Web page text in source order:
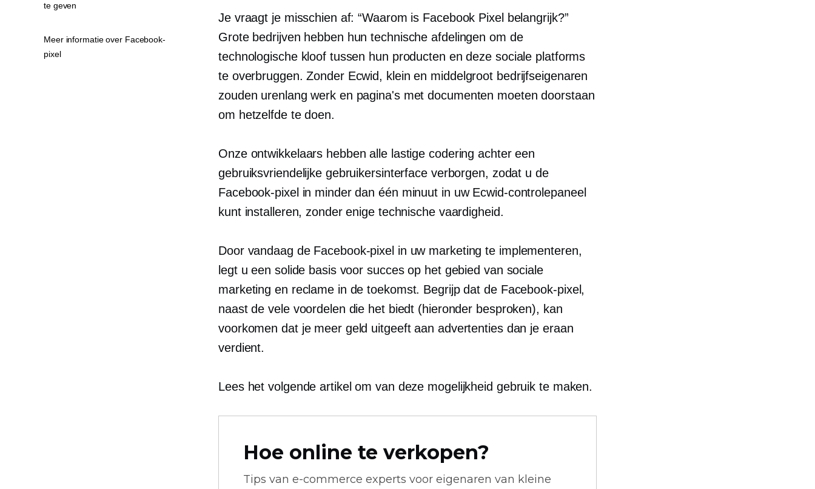
Je vraagt ​​je misschien af: “Waarom is Facebook Pixel belangrijk?”
Grote bedrijven hebben hun technische afdelingen om de
technologische kloof tussen hun producten en deze sociale platforms
te overbruggen. Zonder Ecwid, klein en middelgroot bedrijfseigenaren
zouden urenlang werk en pagina's met documenten moeten doorstaan
​​om hetzelfde te doen.
Onze ontwikkelaars hebben alle lastige codering achter een
gebruiksvriendelijke gebruikersinterface verborgen, zodat u de
Facebook-pixel in minder dan één minuut in uw Ecwid-controlepaneel
kunt installeren, zonder enige technische vaardigheid.
Door vandaag de Facebook-pixel in uw marketing te implementeren,
legt u een solide basis voor succes op het gebied van sociale
marketing en reclame in de toekomst. Begrijp dat de Facebook-pixel,
naast de vele voordelen die het biedt (hieronder besproken), kan
voorkomen dat je meer geld uitgeeft aan advertenties dan je eraan
verdient.
Lees het volgende artikel om van deze mogelijkheid gebruik te maken.
Hoe online te verkopen?
Tips van e-commerce experts voor eigenaren van kleine
te geven
Meer informatie over Facebook-
pixel